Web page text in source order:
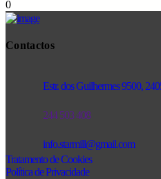
0
Contactos
Estr. dos Guilhermes 9500,
244 503 408
info.starmill@gmail.com
Tratamento de Cookies
Política de Privacidade